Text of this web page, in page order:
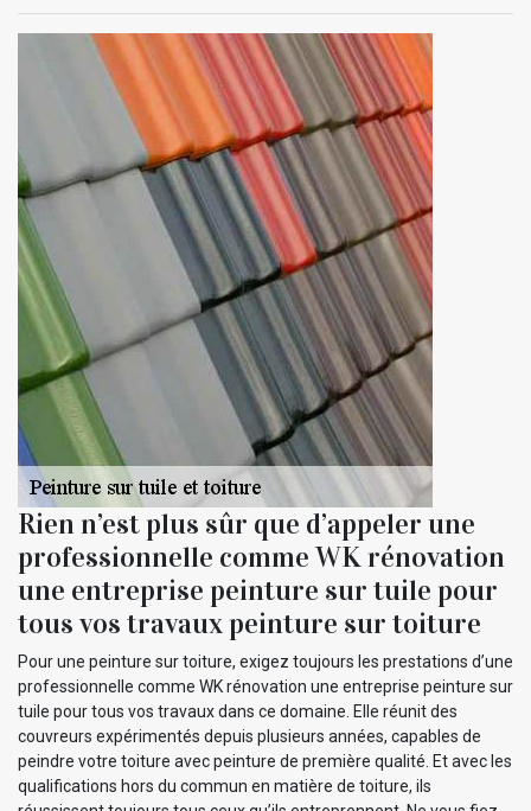
Rien n’est plus sûr que d’appeler une
professionnelle comme WK rénovation
une entreprise peinture sur tuile pour
tous vos travaux peinture sur toiture
Pour une peinture sur toiture, exigez toujours les prestations d’une
professionnelle comme WK rénovation une entreprise peinture sur
tuile pour tous vos travaux dans ce domaine. Elle réunit des
couvreurs expérimentés depuis plusieurs années, capables de
peindre votre toiture avec peinture de première qualité. Et avec les
qualifications hors du commun en matière de toiture, ils